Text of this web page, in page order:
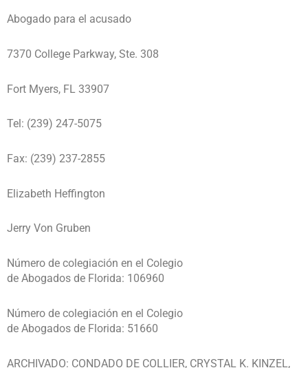
Abogado para el acusado
7370 College Parkway, Ste. 308
Fort Myers, FL 33907
Tel: (239) 247-5075
Fax: (239) 237-2855
Elizabeth Heffington
Jerry Von Gruben
Número de colegiación en el Colegio
de Abogados de Florida: 106960
Número de colegiación en el Colegio
de Abogados de Florida: 51660
ARCHIVADO: CONDADO DE COLLIER, CRYSTAL K. KINZEL,